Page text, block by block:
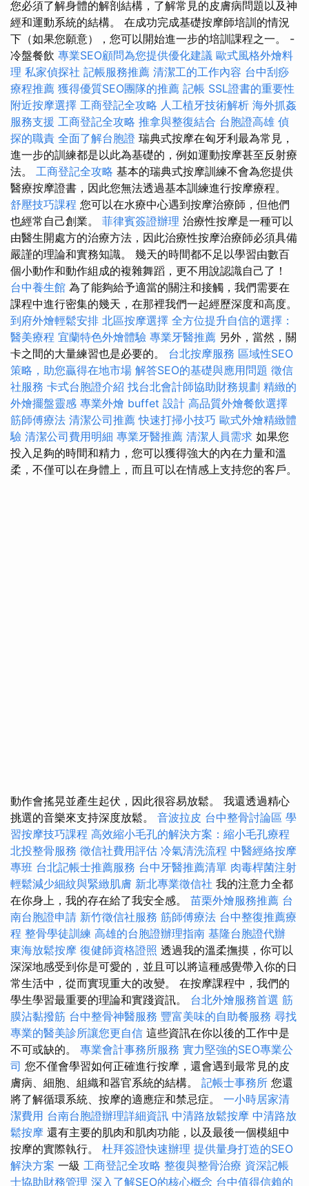
您必須了解身體的解剖結構，了解常見的皮膚病問題以及神
經和運動系統的結構。 在成功完成基礎按摩師培訓的情況
下（如果您願意），您可以開始進一步的培訓課程之一。 -
冷盤餐飲 專業SEO顧問為您提供優化建議 歐式風格外燴料
理 私家偵探社 記帳服務推薦 清潔工的工作內容 台中刮痧
療程推薦 獲得優質SEO團隊的推薦 記帳 SSL證書的重要性
附近按摩選擇 工商登記全攻略 人工植牙技術解析 海外抓姦
服務支援 工商登記全攻略 推拿與整復結合 台胞證高雄 偵
探的職責 全面了解台胞證 瑞典式按摩在匈牙利最為常見，
進一步的訓練都是以此為基礎的，例如運動按摩甚至反射療
法。 工商登記全攻略 基本的瑞典式按摩訓練不會為您提供
醫療按摩證書，因此您無法透過基本訓練進行按摩療程。
舒壓技巧課程 您可以在水療中心遇到按摩治療師，但他們
也經常自己創業。 菲律賓簽證辦理 治療性按摩是一種可以
由醫生開處方的治療方法，因此治療性按摩治療師必須具備
嚴謹的理論和實務知識。 幾天的時間都不足以學習由數百
個小動作和動作組成的複雜舞蹈，更不用說認識自己了！
台中養生館 為了能夠給予適當的關注和接觸，我們需要在
課程中進行密集的幾天，在那裡我們一起經歷深度和高度。
到府外燴輕鬆安排 北區按摩選擇 全方位提升自信的選擇：
醫美療程 宜蘭特色外燴體驗 專業牙醫推薦 另外，當然，關
卡之間的大量練習也是必要的。 台北按摩服務 區域性SEO
策略，助您贏得在地市場 解答SEO的基礎與應用問題 徵信
社服務 卡式台胞證介紹 找台北會計師協助財務規劃 精緻的
外燴擺盤靈感 專業外燴 buffet 設計 高品質外燴餐飲選擇
筋師傅療法 清潔公司推薦 快速打掃小技巧 歐式外燴精緻體
驗 清潔公司費用明細 專業牙醫推薦 清潔人員需求 如果您
投入足夠的時間和精力，您可以獲得強大的內在力量和溫
柔，不僅可以在身體上，而且可以在情感上支持您的客戶。
動作會搖晃並產生起伏，因此很容易放鬆。 我還透過精心
挑選的音樂來支持深度放鬆。 音波拉皮 台中整骨討論區 學
習按摩技巧課程 高效縮小毛孔的解決方案：縮小毛孔療程
北投整骨服務 徵信社費用評估 冷氣清洗流程 中醫經絡按摩
專班 台北記帳士推薦服務 台中牙醫推薦清單 肉毒桿菌注射
輕鬆減少細紋與緊緻肌膚 新北專業徵信社 我的注意力全都
在你身上，我的存在給了我安全感。 苗栗外燴服務推薦 台
南台胞證申請 新竹徵信社服務 筋師傅療法 台中整復推薦療
程 整骨學徒訓練 高雄的台胞證辦理指南 基隆台胞證代辦
東海放鬆按摩 復健師資格證照 透過我的溫柔撫摸，你可以
深深地感受到你是可愛的，並且可以將這種感覺帶入你的日
常生活中，從而實現重大的改變。 在按摩課程中，我們的
學生學習最重要的理論和實踐資訊。 台北外燴服務首選 筋
膜沾黏撥筋 台中整骨神醫服務 豐富美味的自助餐服務 尋找
專業的醫美診所讓您更自信 這些資訊在你以後的工作中是
不可或缺的。 專業會計事務所服務 實力堅強的SEO專業公
司 您不僅會學習如何正確進行按摩，還會遇到最常見的皮
膚病、細胞、組織和器官系統的結構。 記帳士事務所 您還
將了解循環系統、按摩的適應症和禁忌症。 一小時居家清
潔費用 台南台胞證辦理詳細資訊 中清路放鬆按摩 中清路放
鬆按摩 還有主要的肌肉和肌肉功能，以及最後一個模組中
按摩的實際執行。 杜拜簽證快速辦理 提供量身打造的SEO
解決方案 一級 工商登記全攻略 整復與整骨治療 資深記帳
士協助財務管理 深入了解SEO的核心概念 台中值得信賴的